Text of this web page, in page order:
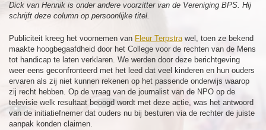
Dick van Hennik is onder andere voorzitter van de Vereniging BPS. Hij
schrijft deze column op persoonlijke titel.
Publiciteit kreeg het voornemen van Fleur Terpstrawel, toen ze bekend
maakte hoogbegaafdheid door het College voor de rechten van de Mens
tot handicap te laten verklaren. We werden door deze berichtgeving
weer eens geconfronteerd met het leed dat veel kinderen en hun ouders
ervaren als zij niet kunnen rekenen op het passende onderwijs waarop
zij recht hebben. Op de vraag van de journalist van de NPO op de
televisie welk resultaat beoogd wordt met deze actie, was het antwoord
van de initiatiefnemer dat ouders nu bij besturen via de rechter de juiste
aanpak konden claimen.